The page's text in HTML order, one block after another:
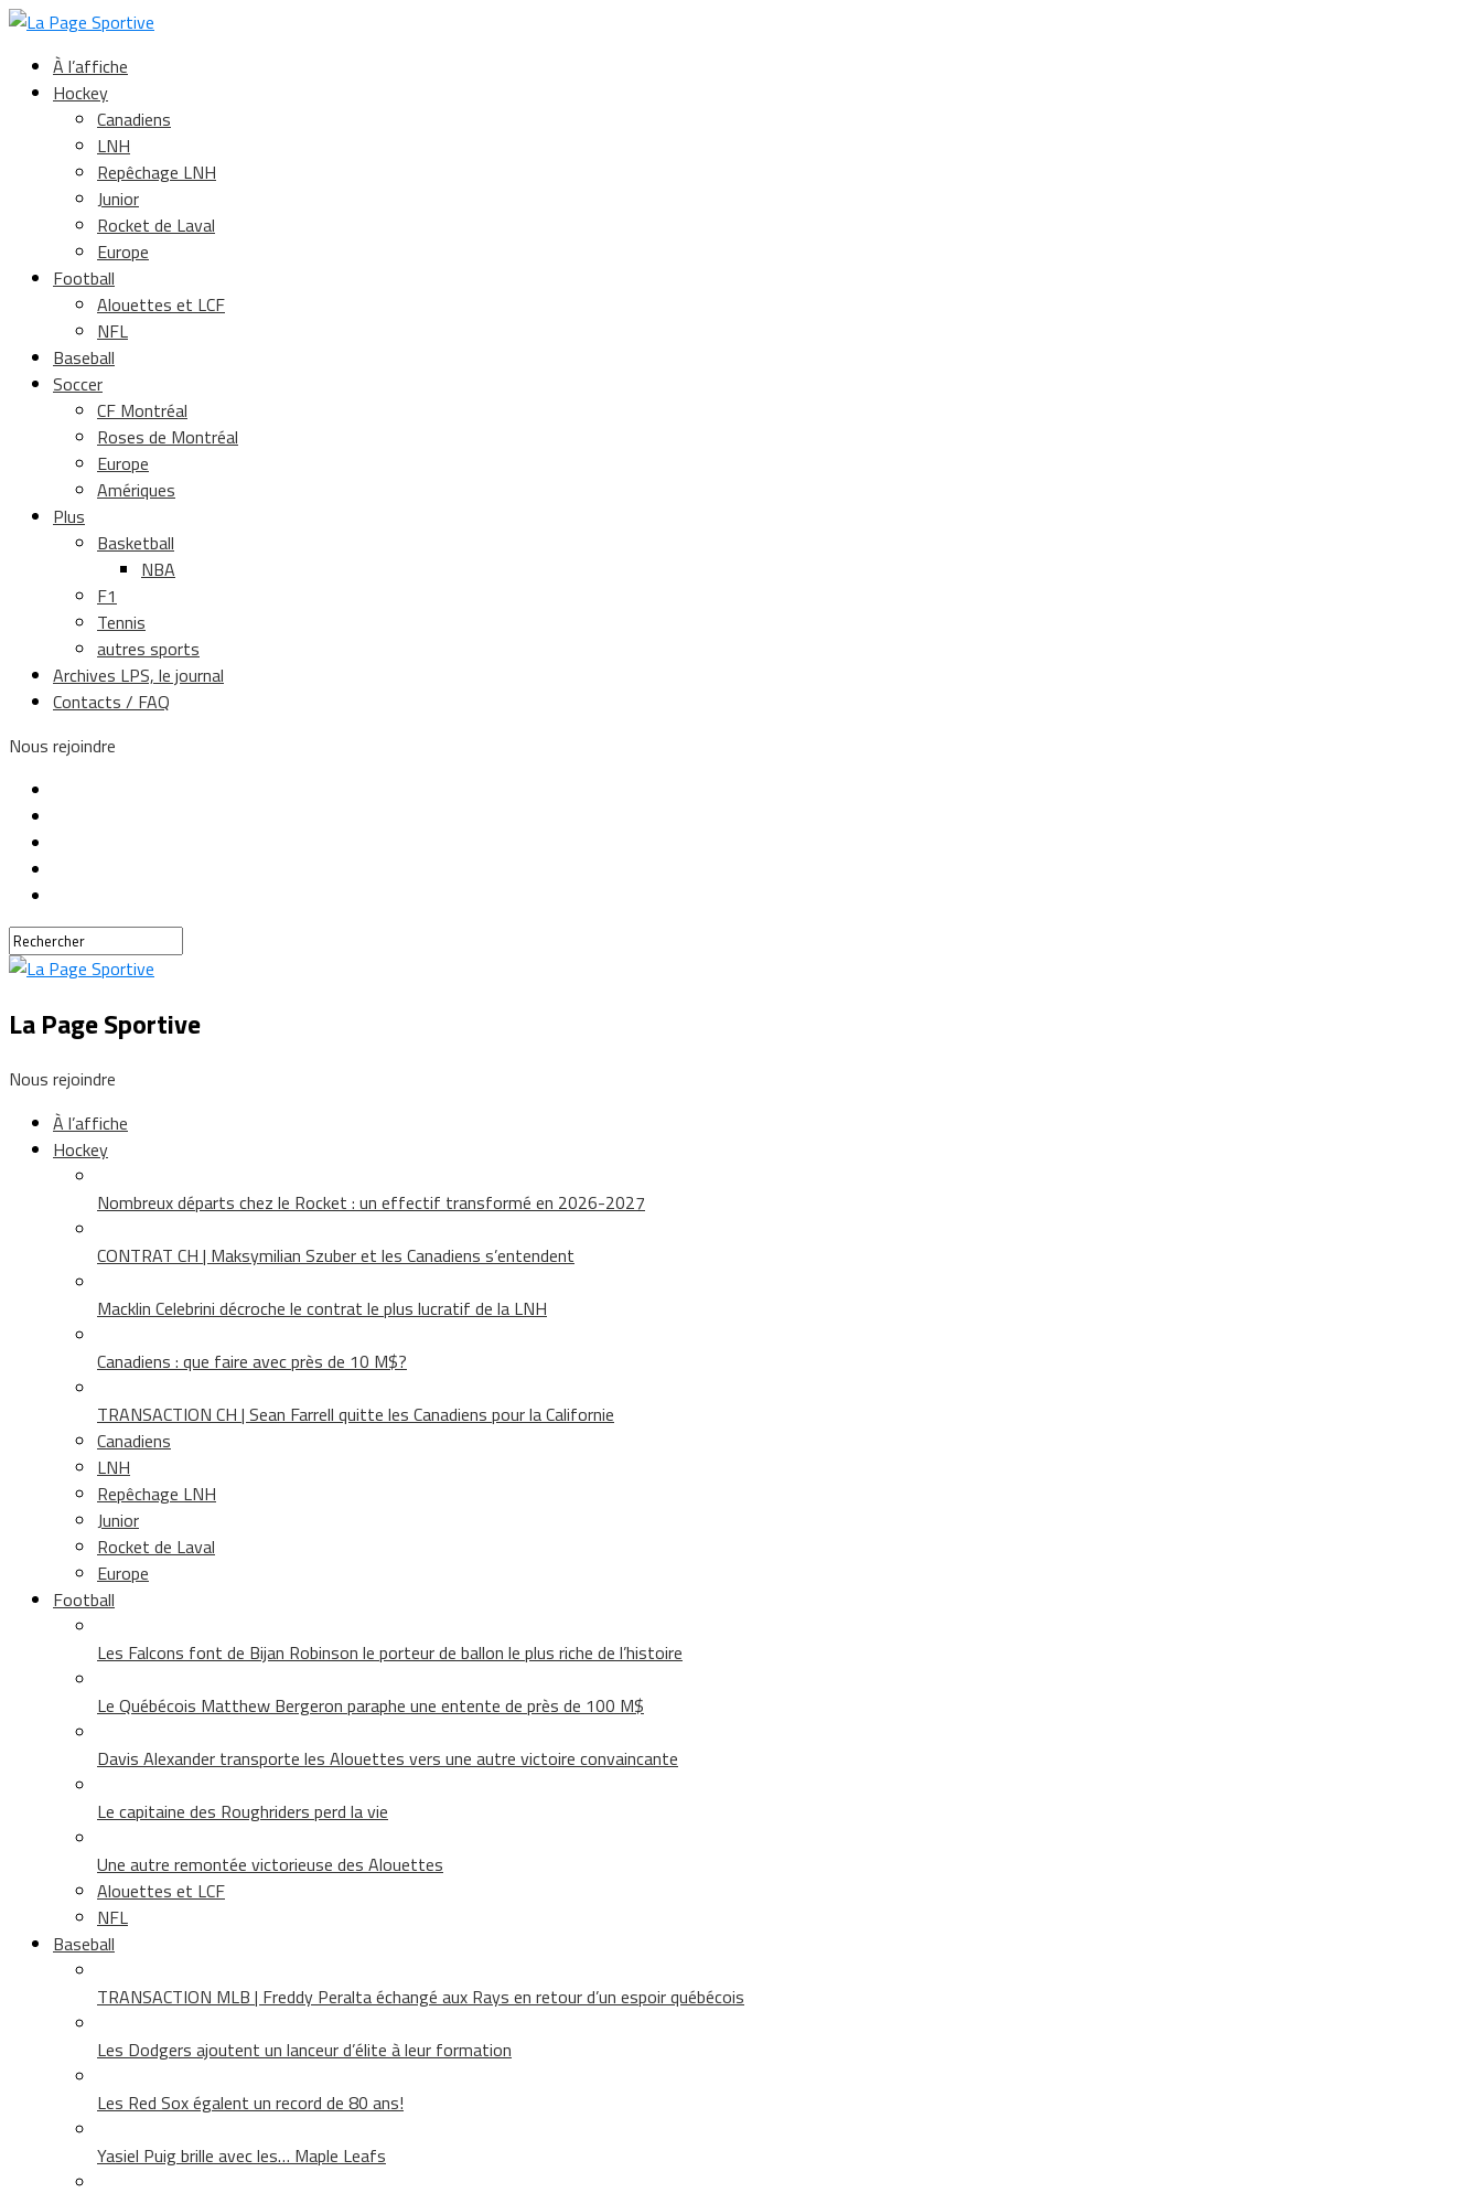
À l’affiche
Hockey
Canadiens
LNH
Repêchage LNH
Junior
Rocket de Laval
Europe
Football
Alouettes et LCF
NFL
Baseball
Soccer
CF Montréal
Roses de Montréal
Europe
Amériques
Plus
Basketball
NBA
F1
Tennis
autres sports
Archives LPS, le journal
Contacts / FAQ
Nous rejoindre
La Page Sportive
Nous rejoindre
À l’affiche
Hockey
Nombreux départs chez le Rocket : un effectif transformé en 2026-2027
CONTRAT CH | Maksymilian Szuber et les Canadiens s’entendent
Macklin Celebrini décroche le contrat le plus lucratif de la LNH
Canadiens : que faire avec près de 10 M$?
TRANSACTION CH | Sean Farrell quitte les Canadiens pour la Californie
Canadiens
LNH
Repêchage LNH
Junior
Rocket de Laval
Europe
Football
Les Falcons font de Bijan Robinson le porteur de ballon le plus riche de l’histoire
Le Québécois Matthew Bergeron paraphe une entente de près de 100 M$
Davis Alexander transporte les Alouettes vers une autre victoire convaincante
Le capitaine des Roughriders perd la vie
Une autre remontée victorieuse des Alouettes
Alouettes et LCF
NFL
Baseball
TRANSACTION MLB | Freddy Peralta échangé aux Rays en retour d’un espoir québécois
Les Dodgers ajoutent un lanceur d’élite à leur formation
Les Red Sox égalent un record de 80 ans!
Yasiel Puig brille avec les… Maple Leafs